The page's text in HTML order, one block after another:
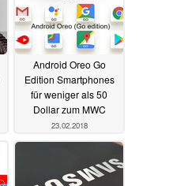
Android Oreo Go
Edition Smartphones
für weniger als 50
Dollar zum MWC
23.02.2018